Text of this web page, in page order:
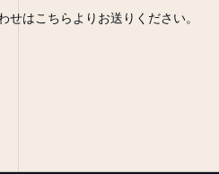
はこちらよりお送りください。